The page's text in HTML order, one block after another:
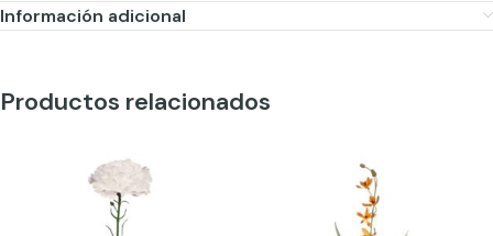
Información adicional
Productos relacionados